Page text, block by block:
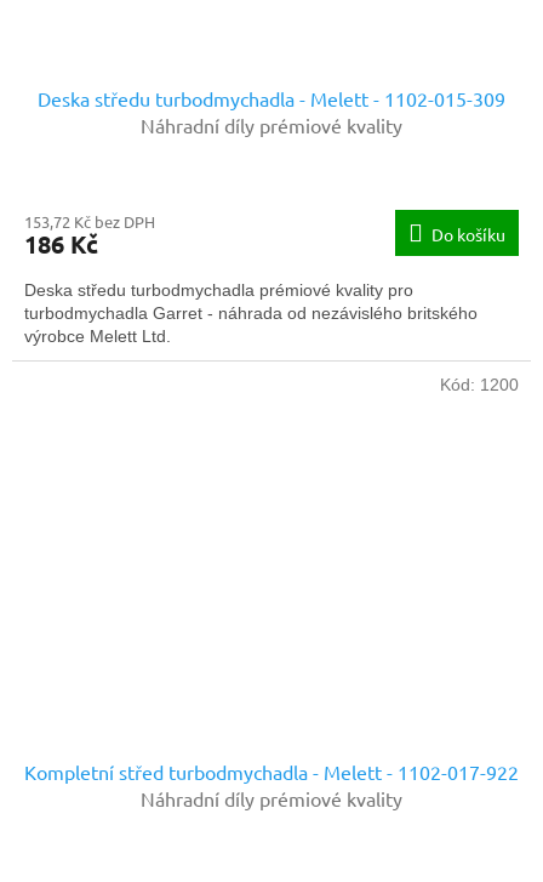
Deska středu turbodmychadla - Melett - 1102-015-309
Náhradní díly prémiové kvality
153,72 Kč bez DPH
186 Kč Do košíku
Deska středu turbodmychadla prémiové kvality pro
turbodmychadla Garret - náhrada od nezávislého britského
výrobce Melett Ltd.
Kompletní střed turbodmychadla - Melett - 1102-017-922
Náhradní díly prémiové kvality
Kód: 1200